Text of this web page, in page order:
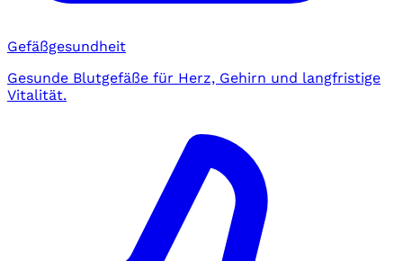
Gefäßgesundheit
Gesunde Blutgefäße für Herz, Gehirn und langfristige
Vitalität.